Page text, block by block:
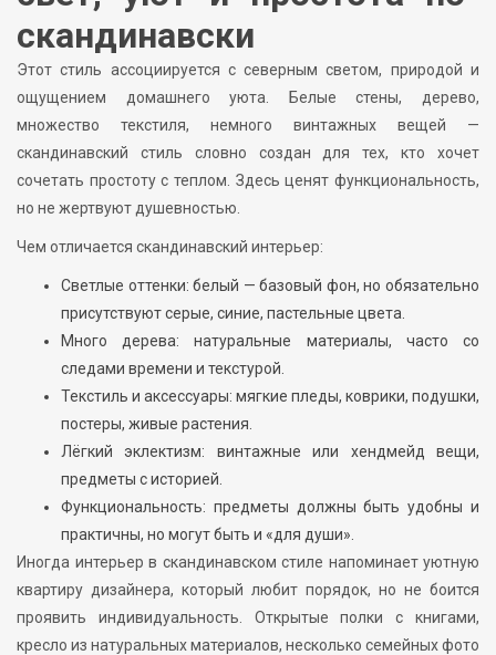
скандинавски
Этот стиль ассоциируется с северным светом, природой и
ощущением домашнего уюта. Белые стены, дерево,
множество текстиля, немного винтажных вещей —
скандинавский стиль словно создан для тех, кто хочет
сочетать простоту с теплом. Здесь ценят функциональность,
но не жертвуют душевностью.
Чем отличается скандинавский интерьер:
Светлые оттенки: белый — базовый фон, но обязательно
присутствуют серые, синие, пастельные цвета.
Много дерева: натуральные материалы, часто со
следами времени и текстурой.
Текстиль и аксессуары: мягкие пледы, коврики, подушки,
постеры, живые растения.
Лёгкий эклектизм: винтажные или хендмейд вещи,
предметы с историей.
Функциональность: предметы должны быть удобны и
практичны, но могут быть и «для души».
Иногда интерьер в скандинавском стиле напоминает уютную
квартиру дизайнера, который любит порядок, но не боится
проявить индивидуальность. Открытые полки с книгами,
кресло из натуральных материалов, несколько семейных фото